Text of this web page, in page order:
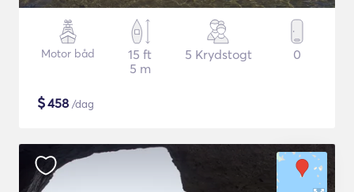
Motor båd
15 ft
5 m
5 Krydstogt 0
$458 /dag